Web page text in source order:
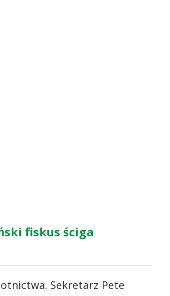
fiskus ściga
Sekretarz Pete